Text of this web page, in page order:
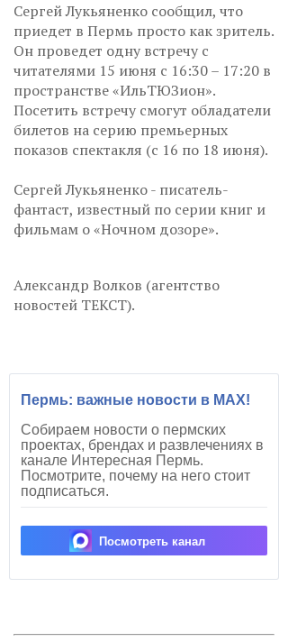
Сергей Лукьяненко сообщил, что
приедет в Пермь просто как зритель.
Он проведет одну встречу с
читателями 15 июня с 16:30 – 17:20 в
пространстве «ИльТЮЗион».
Посетить встречу смогут обладатели
билетов на серию премьерных
показов спектакля (с 16 по 18 июня).
Сергей Лукьяненко - писатель-
фантаст, известный по серии книг и
фильмам о «Ночном дозоре».
Александр Волков (агентство
новостей ТЕКСТ).
Пермь: важные новости в MAX!
Собираем новости о пермских
проектах, брендах и развлечениях в
канале Интересная Пермь.
Посмотрите, почему на него стоит
подписаться.
Посмотреть канал